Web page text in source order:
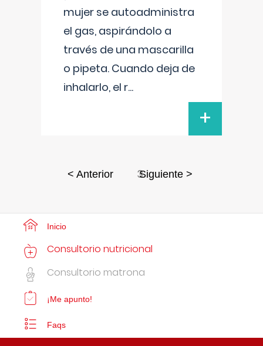
mujer se autoadministra
el gas, aspirándolo a
través de una mascarilla
o pipeta. Cuando deja de
inhalarlo, el r...
+
< Anterior 3Siguiente >
Inicio
Consultorio nutricional
Consultorio matrona
¡Me apunto!
Faqs